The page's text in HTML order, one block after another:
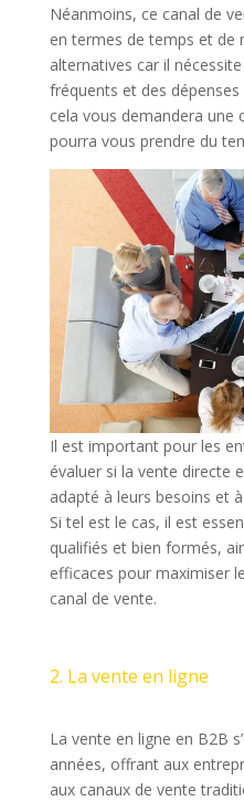
Néanmoins, ce canal de
en termes de temps et de
alternatives car il
fréquents et des
cela vous demandera une
pourra vous prendre du
Il est important pour les
évaluer si la vente directe
adapté à leurs besoins et
Si tel est le cas, il est
qualifiés et bien formés,
efficaces pour maximiser
canal de vente.
2. La vente en ligne
La vente en ligne en B2B
années, offrant aux
aux canaux de vente